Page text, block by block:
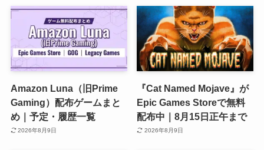
Amazon Luna（旧Prime
Gaming）配布ゲームまと
め｜予定・履歴一覧
2026年8月9日
『Cat Named Mojave』が
Epic Games Storeで無料
配布中｜8月15日正午まで
2026年8月9日